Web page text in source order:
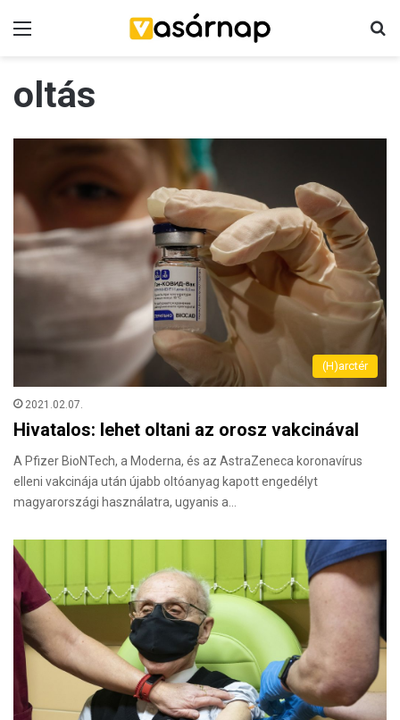
oltás
(H)arctér
2021.02.07.
Hivatalos: lehet oltani az orosz vakcinával
A Pfizer BioNTech, a Moderna, és az AstraZeneca koronavírus
elleni vakcinája után újabb oltóanyag kapott engedélyt
magyarországi használatra, ugyanis a…